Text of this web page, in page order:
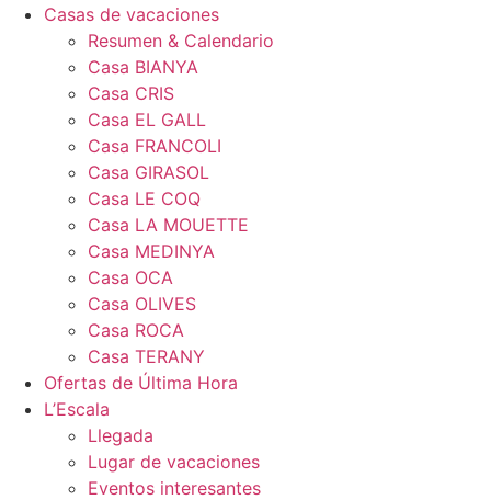
Casas de vacaciones
Resumen & Calendario
Casa BIANYA
Casa CRIS
Casa EL GALL
Casa FRANCOLI
Casa GIRASOL
Casa LE COQ
Casa LA MOUETTE
Casa MEDINYA
Casa OCA
Casa OLIVES
Casa ROCA
Casa TERANY
Ofertas de Última Hora
L’Escala
Llegada
Lugar de vacaciones
Eventos interesantes